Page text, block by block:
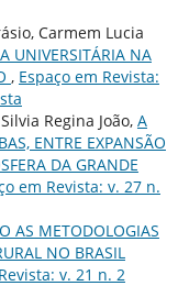
Carmem Lucia
UNIVERSITÁRIA NA
, Espaço em Revista:
Regina João, A
ENTRE EXPANSÃO
DA GRANDE
em Revista: v. 27 n.
AS METODOLOGIAS
NO BRASIL
v. 21 n. 2